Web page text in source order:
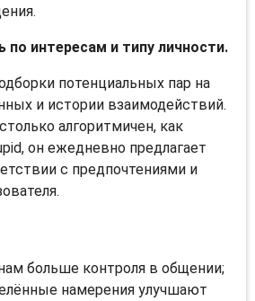
интересам и типу личности.
потенциальных пар на
и истории взаимодействий.
алгоритмичен, как
он ежедневно предлагает
с предпочтениями и
больше контроля в общении;
намерения улучшают